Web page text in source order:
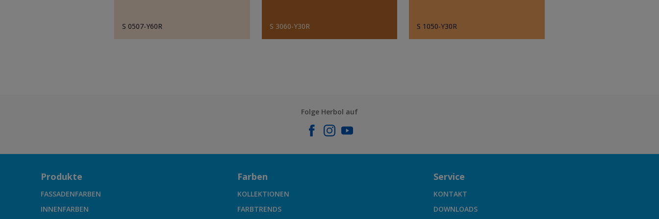
S 0507-Y60R S 3060-Y30R S 1050-Y30R
Folge Herbol auf
Produkte
FASSADENFARBEN
INNENFARBEN
Farben
KOLLEKTIONEN
FARBTRENDS
Service
KONTAKT
DOWNLOADS